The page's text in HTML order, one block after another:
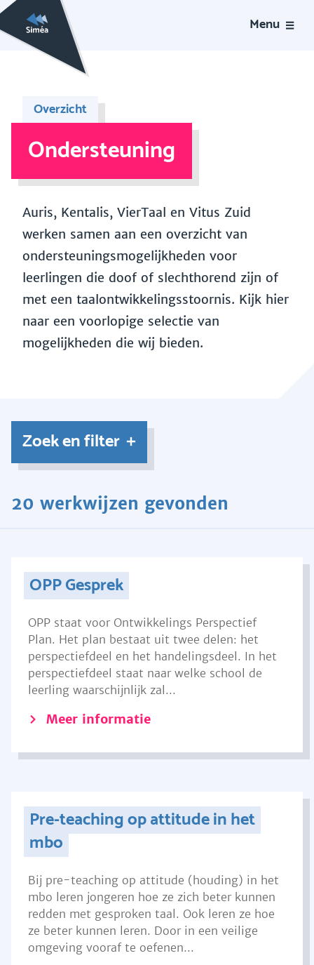
Menu
Overzicht
Ondersteuning
Auris, Kentalis, VierTaal en Vitus Zuid
werken samen aan een overzicht van
ondersteuningsmogelijkheden voor
leerlingen die doof of slechthorend zijn of
met een taalontwikkelingsstoornis. Kijk hier
naar een voorlopige selectie van
mogelijkheden die wij bieden.
Zoek en filter
20 werkwijzen gevonden
OPP Gesprek
OPP staat voor Ontwikkelings Perspectief
Plan. Het plan bestaat uit twee delen: het
perspectiefdeel en het handelingsdeel. In het
perspectiefdeel staat naar welke school de
leerling waarschijnlijk zal...
Meer informatie
Pre-teaching op attitude in het
mbo
Bij pre-teaching op attitude (houding) in het
mbo leren jongeren hoe ze zich beter kunnen
redden met gesproken taal. Ook leren ze hoe
ze beter kunnen leren. Door in een veilige
omgeving vooraf te oefenen...